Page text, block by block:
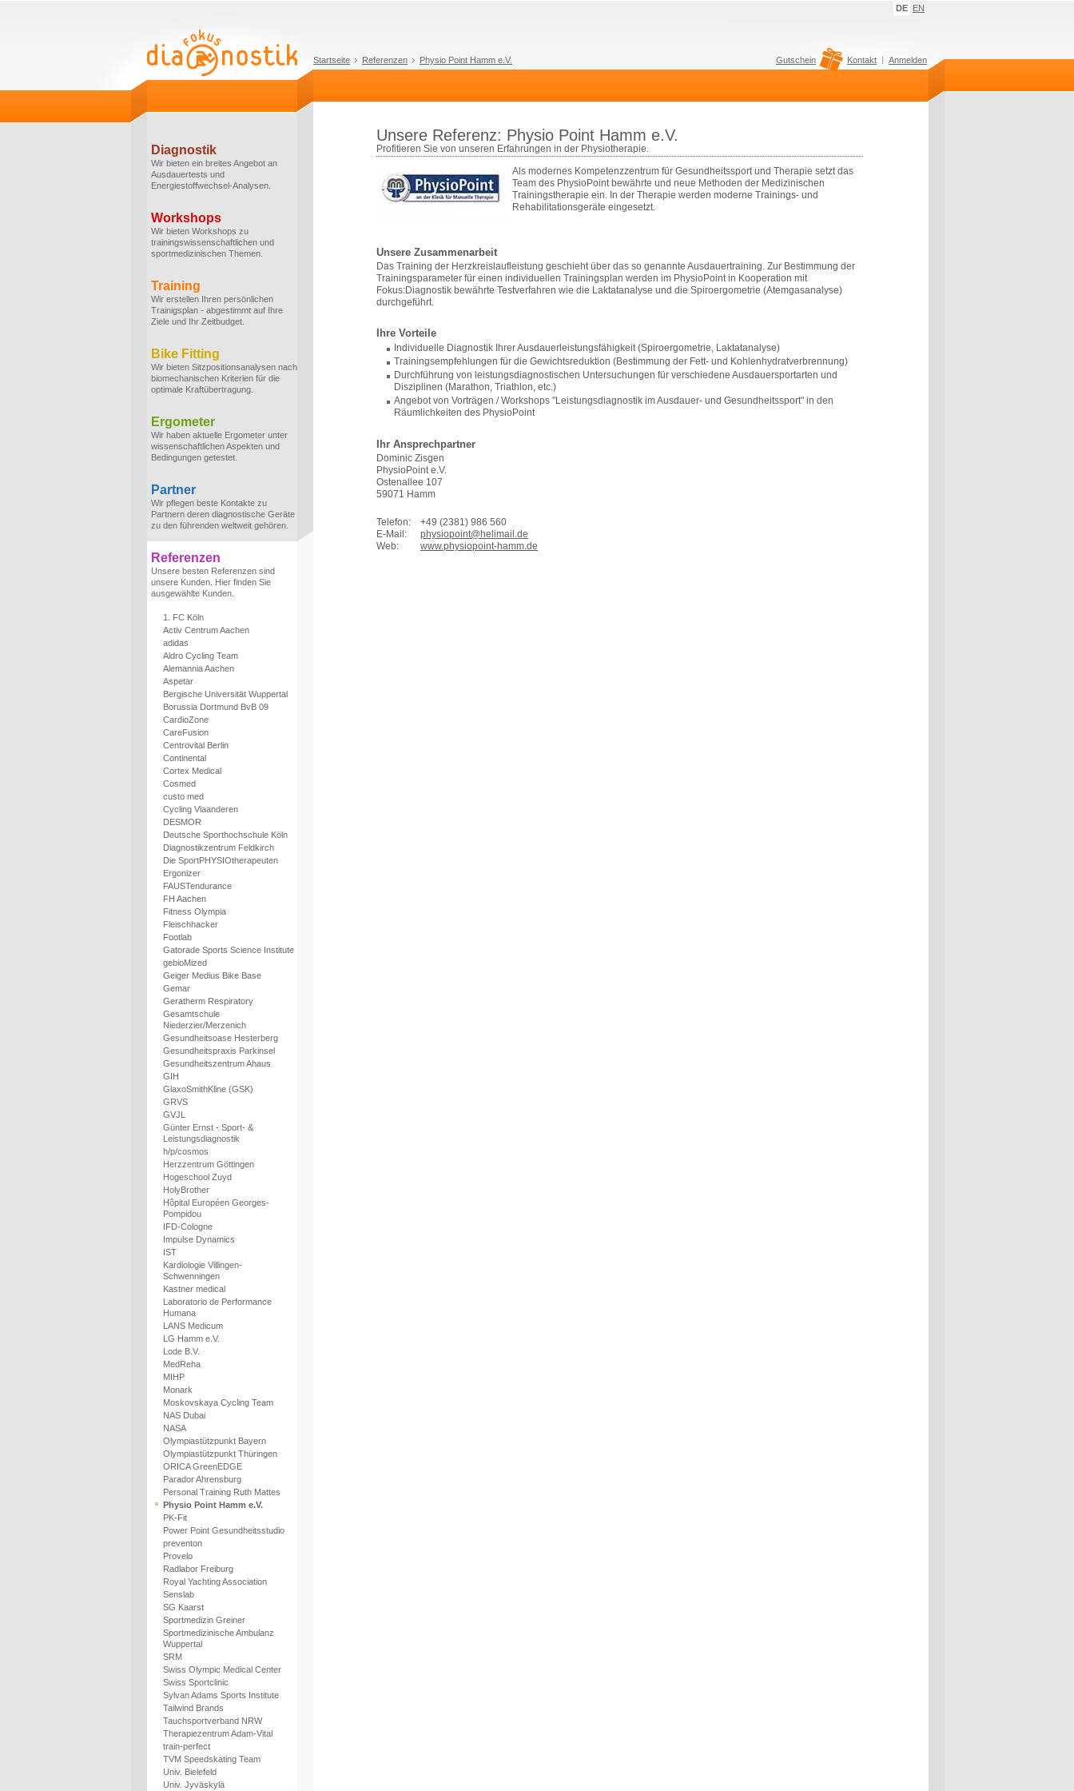
DE EN
Startseite Referenzen Physio Point Hamm e.V. Gutschein Kontakt Anmelden
Diagnostik
Wir bieten ein breites Angebot an
Ausdauertests und
Energiestoffwechsel-Analysen.
Workshops
Wir bieten Workshops zu
trainingswissenschaftlichen und
sportmedizinischen Themen.
Training
Wir erstellen Ihren persönlichen
Trainigsplan - abgestimmt auf Ihre
Ziele und Ihr Zeitbudget.
Bike Fitting
Wir bieten Sitzpositionsanalysen nach
biomechanischen Kriterien für die
optimale Kraftübertragung.
Ergometer
Wir haben aktuelle Ergometer unter
wissenschaftlichen Aspekten und
Bedingungen getestet.
Partner
Wir pflegen beste Kontakte zu
Partnern deren diagnostische Geräte
zu den führenden weltweit gehören.
Referenzen
Unsere besten Referenzen sind
unsere Kunden. Hier finden Sie
ausgewählte Kunden.
1. FC Köln
Activ Centrum Aachen
adidas
Aldro Cycling Team
Alemannia Aachen
Aspetar
Bergische Universität Wuppertal
Borussia Dortmund BvB 09
CardioZone
CareFusion
Centrovital Berlin
Continental
Cortex Medical
Cosmed
custo med
Cycling Vlaanderen
DESMOR
Deutsche Sporthochschule Köln
Diagnostikzentrum Feldkirch
Die SportPHYSIOtherapeuten
Ergonizer
FAUSTendurance
FH Aachen
Fitness Olympia
Fleischhacker
Footlab
Gatorade Sports Science Institute
gebioMized
Geiger Medius Bike Base
Gemar
Geratherm Respiratory
Gesamtschule
Niederzier/Merzenich
Gesundheitsoase Hesterberg
Gesundheitspraxis Parkinsel
Gesundheitszentrum Ahaus
GIH
GlaxoSmithKline (GSK)
GRVS
GVJL
Günter Ernst - Sport- &
Leistungsdiagnostik
h/p/cosmos
Herzzentrum Göttingen
Hogeschool Zuyd
HolyBrother
Hôpital Européen Georges-
Pompidou
IFD-Cologne
Impulse Dynamics
IST
Kardiologie Villingen-
Schwenningen
Kastner medical
Laboratorio de Performance
Humana
LANS Medicum
LG Hamm e.V.
Lode B.V.
MedReha
MIHP
Monark
Moskovskaya Cycling Team
NAS Dubai
NASA
Olympiastützpunkt Bayern
Olympiastützpunkt Thüringen
ORICA GreenEDGE
Parador Ahrensburg
Personal Training Ruth Mattes
Physio Point Hamm e.V.
PK-Fit
Power Point Gesundheitsstudio
preventon
Provelo
Radlabor Freiburg
Royal Yachting Association
Senslab
SG Kaarst
Sportmedizin Greiner
Sportmedizinische Ambulanz
Wuppertal
SRM
Swiss Olympic Medical Center
Swiss Sportclinic
Sylvan Adams Sports Institute
Tailwind Brands
Tauchsportverband NRW
Therapiezentrum Adam-Vital
train-perfect
TVM Speedskating Team
Univ. Bielefeld
Univ. Jyväskylä
Unsere Referenz: Physio Point Hamm e.V.
Profitieren Sie von unseren Erfahrungen in der Physiotherapie.
Als modernes Kompetenzzentrum für Gesundheitssport und Therapie setzt das
Team des PhysioPoint bewährte und neue Methoden der Medizinischen
Trainingstherapie ein. In der Therapie werden moderne Trainings- und
Rehabilitationsgeräte eingesetzt.
Unsere Zusammenarbeit
Das Training der Herzkreislaufleistung geschieht über das so genannte Ausdauertraining. Zur Bestimmung der
Trainingsparameter für einen individuellen Trainingsplan werden im PhysioPoint in Kooperation mit
Fokus:Diagnostik bewährte Testverfahren wie die Laktatanalyse und die Spiroergometrie (Atemgasanalyse)
durchgeführt.
Ihre Vorteile
Individuelle Diagnostik Ihrer Ausdauerleistungsfähigkeit (Spiroergometrie, Laktatanalyse)
Trainingsempfehlungen für die Gewichtsreduktion (Bestimmung der Fett- und Kohlenhydratverbrennung)
Durchführung von leistungsdiagnostischen Untersuchungen für verschiedene Ausdauersportarten und
Disziplinen (Marathon, Triathlon, etc.)
Angebot von Vorträgen / Workshops "Leistungsdiagnostik im Ausdauer- und Gesundheitssport" in den
Räumlichkeiten des PhysioPoint
Ihr Ansprechpartner
Dominic Zisgen
PhysioPoint e.V.
Ostenallee 107
59071 Hamm
Telefon: +49 (2381) 986 560
E-Mail:
physiopoint@helimail.de
Web:
www.physiopoint-hamm.de